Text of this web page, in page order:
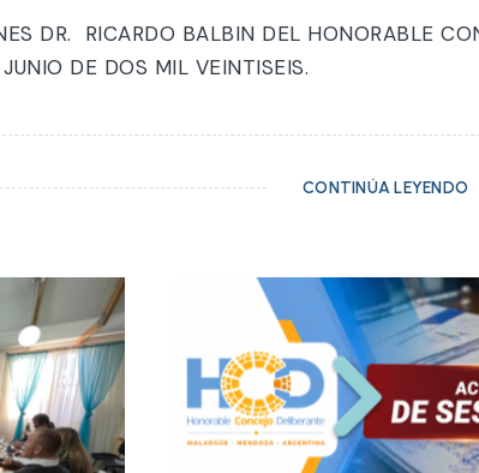
DR. RICARDO BALBIN DEL HONORABLE
DE DOS MIL VEINTISEIS.
CONTINÚA LEYENDO